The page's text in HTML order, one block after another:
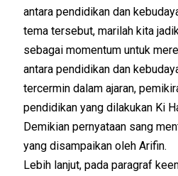
antara pendidikan dan
tema tersebut, marilah kita
sebagai momentum untuk
antara pendidikan dan
tercermin dalam ajaran,
pendidikan yang dilakukan Ki
Demikian pernyataan sang
yang disampaikan oleh Arifin.
Lebih lanjut, pada paragraf